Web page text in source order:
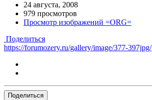
24 августа, 2008
979 просмотров
Просмотр изображений =ORG=
Поделиться
https://forumozery.ru/gallery/image/377-397jpg/
Поделиться